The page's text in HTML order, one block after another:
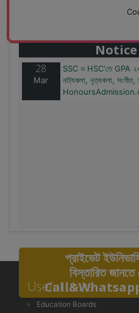
লিংকঃ
28
Mar
SSC ও HSC'তে GPA
নাট্যকলা, নৃত্যকলা,
প্রাইভেট
বিস্তারিত
Useful Links
Education Boards